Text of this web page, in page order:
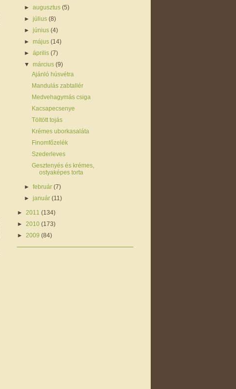
►augusztus(5)
►július(8)
►június(4)
►május(14)
►április(7)
▼március(9)
Ajánló húsvétra
Mandulás zabtallér
Medvehagymás csiga
Kacsapecsenye
Töltött tojás
Krémes uborkasaláta
Finomfőzelék
Szederleves
Gesztenyés és krémes,
ostyaképes torta
►február(7)
►január(11)
► 2011 (134)
► 2010 (173)
► 2009 (84)